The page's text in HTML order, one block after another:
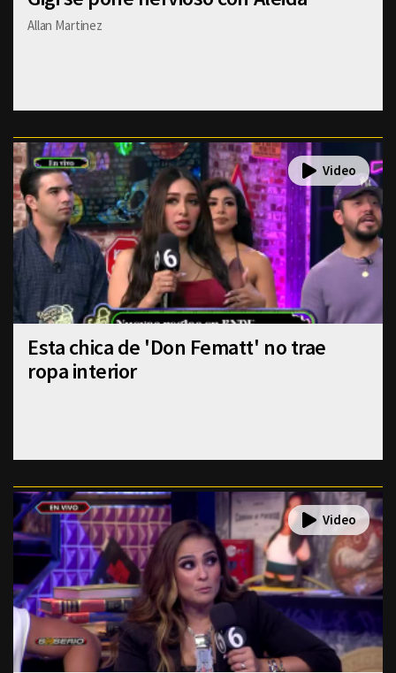
Allan Martinez
Esta chica de 'Don Fematt' no trae
ropa interior